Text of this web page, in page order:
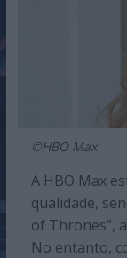
©HBO Max
A HBO Max
qualidade,
of Thrones”,
No entanto,